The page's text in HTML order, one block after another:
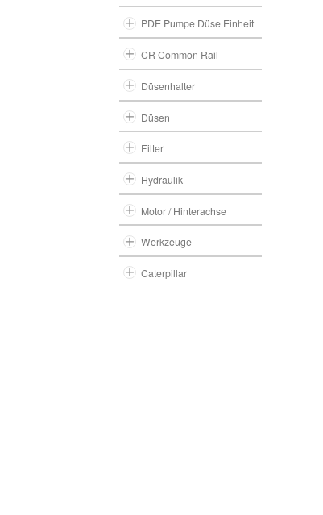
PDE Pumpe Düse Einheit
CR Common Rail
Düsenhalter
Düsen
Filter
Hydraulik
Motor / Hinterachse
Werkzeuge
Caterpillar